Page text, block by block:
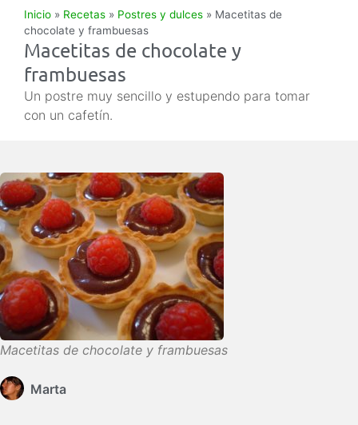
Inicio » Recetas » Postres y dulces » Macetitas de
chocolate y frambuesas
Macetitas de chocolate y
frambuesas
Un postre muy sencillo y estupendo para tomar
con un cafetín.
Macetitas de chocolate y frambuesas
Marta